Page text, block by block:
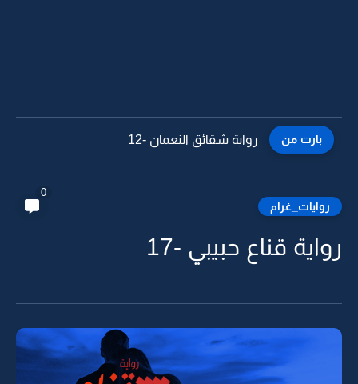
بارت من رواية شقائق النعمان -12
روايات_غرام
0
رواية قناع حبيبي -17